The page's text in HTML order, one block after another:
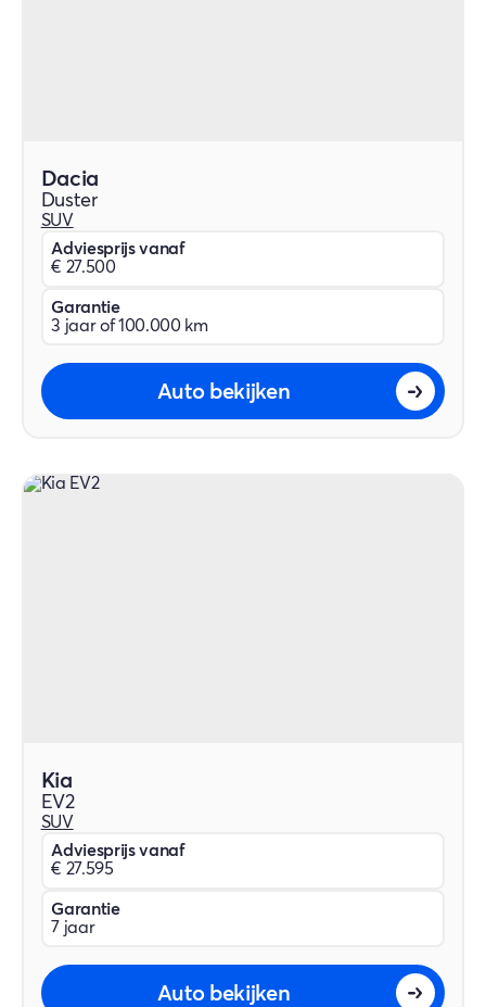
Dacia
Duster
SUV
Adviesprijs vanaf
€ 27.500
Garantie
3 jaar of 100.000 km
Auto bekijken
Kia
EV2
SUV
Adviesprijs vanaf
€ 27.595
Garantie
7 jaar
Auto bekijken